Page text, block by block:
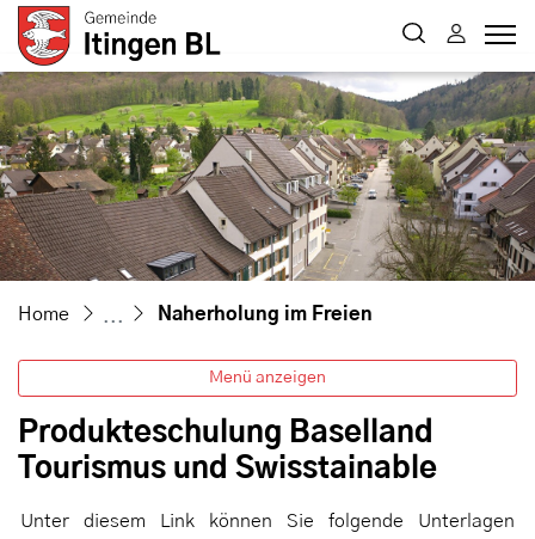
zur Startseite
Direkt zur Hauptnavigation
Direkt zum Inhalt
Direkt zur Suche
Direkt zum Stichwortverzeichnis
Home Naherholung im Freien
Menü anzeigen
Produkteschulung Baselland
Tourismus und Swisstainable
Unter diesem Link können Sie folgende Unterlagen